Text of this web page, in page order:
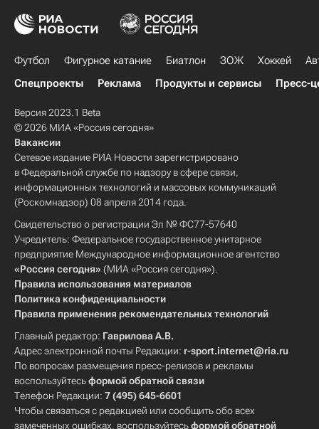
Футбол Фигурное катание Биатлон ЗОЖ Хоккей
Спецпроекты
Реклама Продукты и сервисы Пресс-
Версия 2023.1 Beta
© 2026 МИА «Россия сегодня»
Вакансии
Сетевое издание РИА Новости зарегистрировано
в Федеральной службе по надзору в сфере связи,
информационных технологий и массовых коммуникаций
(Роскомнадзор) 08 апреля 2014 года.
Свидетельство о регистрации Эл № ФС77-57640
Учредитель: Федеральное государственное унитарное
предприятие Международное информационное агентство
«Россия сегодня» (МИА «Россия сегодня»).
Правила использования материалов
Политика конфиденциальности
Правила применения рекомендательных технологий
Главный редактор: Гаврилова А.В.
Адрес электронной почты Редакции: r-sport.internet@ria.ru
По вопросам размещения пресс-релизов и рекламы
воспользуйтесьформой обратной связи
Телефон Редакции: 7 (495) 645-6601
Чтобы связаться с редакцией или сообщить обо всех
замеченных ошибках, воспользуйтесьформой обратной